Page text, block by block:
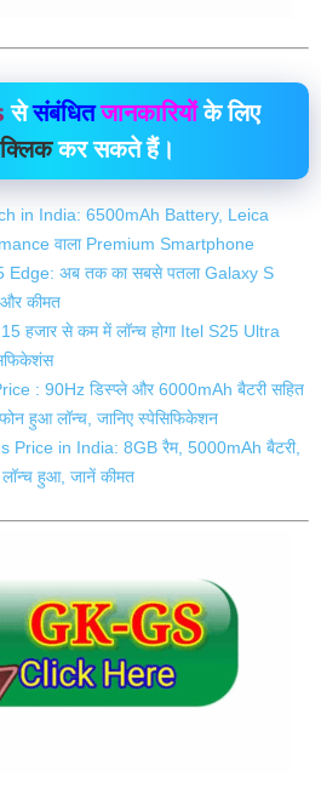
सेसंबंधितजानकारियोंके लिए
क्लिककर सकते हैं।
in India: 6500mAh Battery, Leica
वाला Premium Smartphone
Edge: अब तक का सबसे पतला Galaxy S
और कीमत
हजार से कम में लॉन्‍च होगा Itel S25 Ultra
: 90Hz डिस्प्ले और 6000mAh बैटरी सहित
हुआ लॉन्च, जानिए स्पेसिफिकेशन
Price in India: 8GB रैम, 5000mAh बैटरी,
हुआ, जानें कीमत